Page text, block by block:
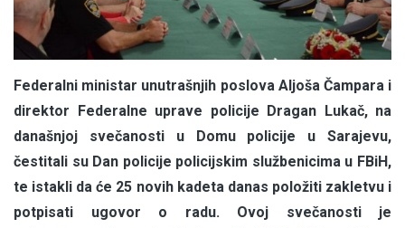
Federalni ministar unutrašnjih poslova Aljoša Čampara i
direktor Federalne uprave policije Dragan Lukač, na
današnjoj svečanosti u Domu policije u Sarajevu,
čestitali su Dan policije policijskim službenicima u FBiH,
te istakli da će 25 novih kadeta danas položiti zakletvu i
potpisati ugovor o radu. Ovoj svečanosti je